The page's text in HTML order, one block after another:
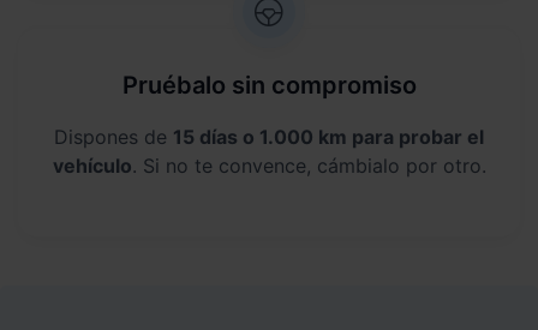
Pruébalo sin compromiso
Dispones de 15 días o 1.000 km para probar el
vehículo. Si no te convence, cámbialo por otro.